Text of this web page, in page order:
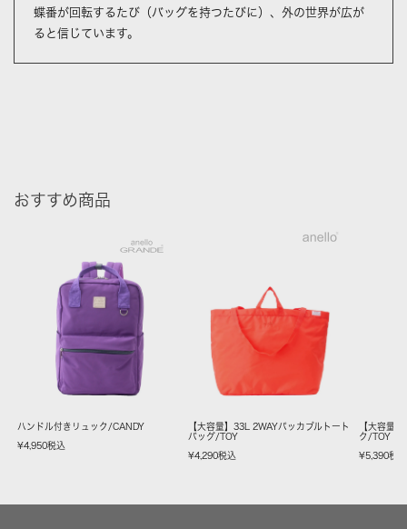
蝶番が回転するたび（バッグを持つたびに）、外の世界が広が
ると信じています。
おすすめ商品
ハンドル付きリュック/CANDY
¥4,950税込
【大容量】33L 2WAYパッカブルトート
バッグ/TOY
¥4,290税込
【大容量
ク/TOY
¥5,390税込